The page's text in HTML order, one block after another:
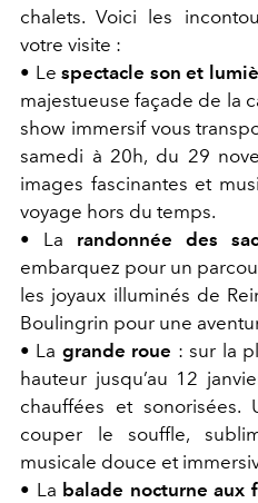
chalets. Voici les
votre visite :
• Lespectacle son et
majestueuse façade de la
show immersif vous
samedi à 20h, du 29
images fascinantes et
voyage hors du temps.
• La randonnée des
embarquez pour un
les joyaux illuminés de
Boulingrin pour une
• La grande roue : sur la
hauteur jusqu’au 12
chauffées et sonorisées.
couper le souffle,
musicale douce et
• La balade nocturne aux